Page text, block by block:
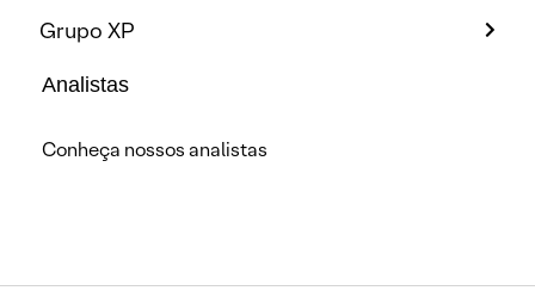
Grupo XP
Analistas
Conheça nossos analistas